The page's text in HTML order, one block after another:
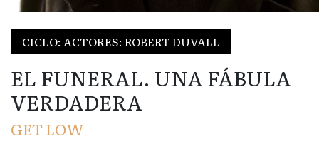
CICLO: ACTORES: ROBERT DUVALL
EL FUNERAL. UNA FÁBULA
VERDADERA
GET LOW